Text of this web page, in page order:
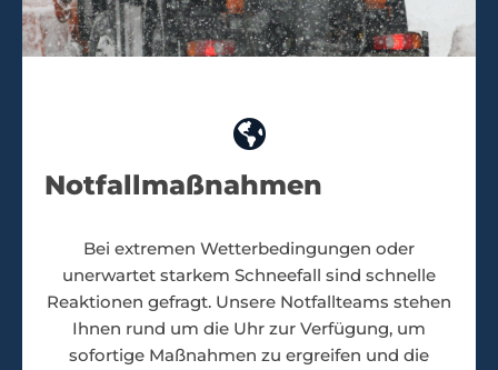
Notfallmaßnahmen
Bei extremen Wetterbedingungen oder
unerwartet starkem Schneefall sind schnelle
Reaktionen gefragt. Unsere Notfallteams stehen
Ihnen rund um die Uhr zur Verfügung, um
sofortige Maßnahmen zu ergreifen und die